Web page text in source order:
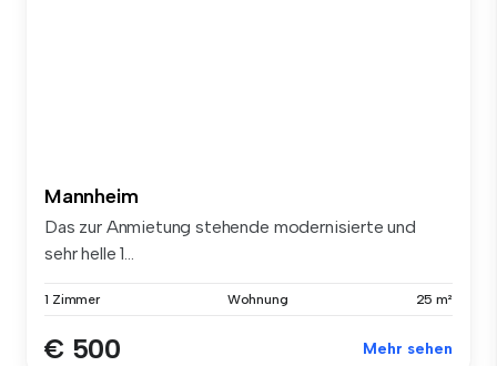
Mannheim
Das zur Anmietung stehende modernisierte und
sehr helle 1...
1 Zimmer Wohnung 25 m²
€ 500 Mehr sehen